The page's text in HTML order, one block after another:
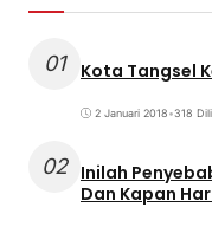
01 Kota Tangsel
2 Januari 2018•318
02 Inilah
Dan Kapan